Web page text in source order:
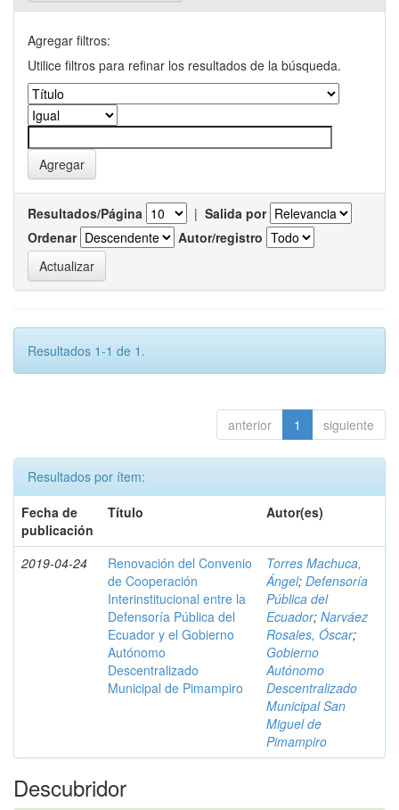
Agregar filtros:
Utilice filtros para refinar los resultados de la búsqueda.
Resultados/Página | Salida por
Ordenar
Autor/registro
Resultados 1-1 de 1.
anterior 1 siguiente
Resultados por ítem:
Fecha de
publicación
Título Autor(es)
2019-04-24
Renovación del Convenio
de Cooperación
Interinstitucional entre la
Defensoría Pública del
Ecuador y el Gobierno
Autónomo
Descentralizado
Municipal de Pimampiro
Torres Machuca,
Ángel; Defensoría
Pública del
Ecuador; Narváez
Rosales, Óscar;
Gobierno
Autónomo
Descentralizado
Municipal San
Miguel de
Pimampiro
Descubridor